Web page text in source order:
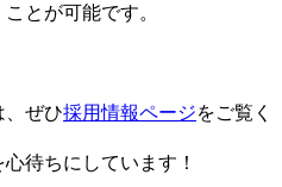
とが可能です。
、ぜひ採用情報ページをご覧く
待ちにしています！